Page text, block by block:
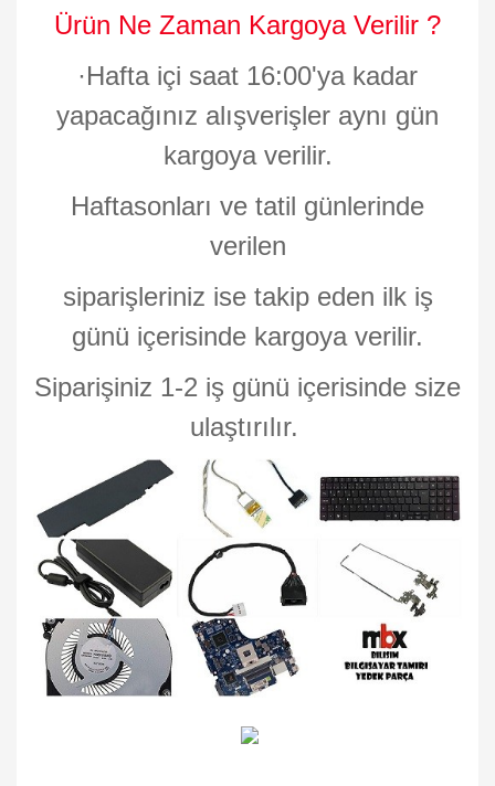
Ürün Ne Zaman Kargoya Verilir ?
·Hafta içi saat 16:00'ya kadar
yapacağınız alışverişler aynı gün
kargoya verilir.
Haftasonları ve tatil günlerinde
verilen
siparişleriniz ise takip eden ilk iş
günü içerisinde kargoya verilir.
Siparişiniz 1-2 iş günü içerisinde size
ulaştırılır.